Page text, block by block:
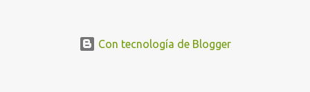
Con tecnología de Blogger